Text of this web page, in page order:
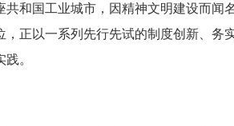
国工业城市，因精神文明建设而闻
正以一系列先行先试的制度创新、
。